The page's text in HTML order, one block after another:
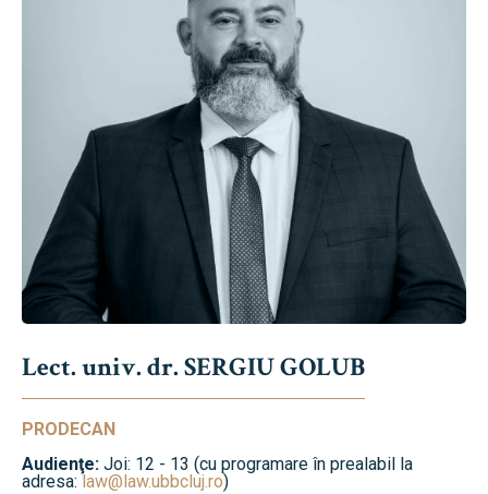
Lect. univ. dr. SERGIU GOLUB
PRODECAN
Audienţe: Joi: 12 - 13 (cu programare în prealabil la
adresa:law@law.ubbcluj.ro)